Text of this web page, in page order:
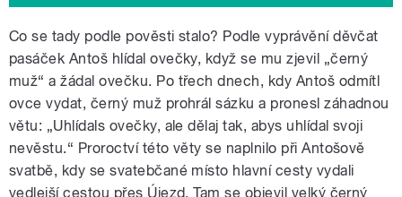
Co se tady podle pověsti stalo? Podle vyprávění děvčat
pasáček Antoš hlídal ovečky, když se mu zjevil „černý
muž“ a žádal ovečku. Po třech dnech, kdy Antoš odmítl
ovce vydat, černý muž prohrál sázku a pronesl záhadnou
větu: „Uhlídals ovečky, ale dělaj tak, abys uhlídal svoji
nevěstu.“ Proroctví této věty se naplnilo při Antošově
svatbě, kdy se svatebčané místo hlavní cesty vydali
vedlejší cestou přes Újezd. Tam se objevil velký černý